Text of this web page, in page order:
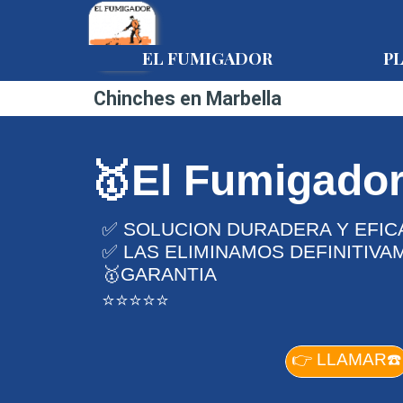
Vaya al Contenido
EL FUMIGADOR
Chinches en Marbella
🥇El
✅ SOLUCION DURADERA Y
✅ LAS ELIMINAMOS
🥇GARANTIA
⭐⭐⭐⭐⭐
👉 LLAMAR☎️